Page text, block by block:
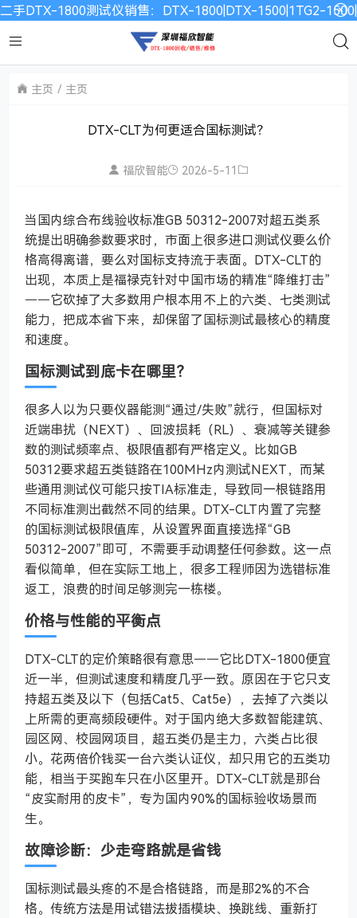
二手DTX-1800测试仪销售：DTX-1800|DTX-1500|1TG2-
主页 主页
DTX-CLT为何更适合国标测试？
福欣智能 2026-5-11
当国内综合布线验收标准GB 50312-2007对超五类系
统提出明确参数要求时，市面上很多进口测试仪要么价
格高得离谱，要么对国标支持流于表面。DTX-CLT的
出现，本质上是福禄克针对中国市场的精准“降维打击”
——它砍掉了大多数用户根本用不上的六类、七类测试
能力，把成本省下来，却保留了国标测试最核心的精度
和速度。
国标测试到底卡在哪里？
很多人以为只要仪器能测“通过/失败”就行，但国标对
近端串扰（NEXT）、回波损耗（RL）、衰减等关键参
数的测试频率点、极限值都有严格定义。比如GB
50312要求超五类链路在100MHz内测试NEXT，而某
些通用测试仪可能只按TIA标准走，导致同一根链路用
不同标准测出截然不同的结果。DTX-CLT内置了完整
的国标测试极限值库，从设置界面直接选择“GB
50312-2007”即可，不需要手动调整任何参数。这一点
看似简单，但在实际工地上，很多工程师因为选错标准
返工，浪费的时间足够测完一栋楼。
价格与性能的平衡点
DTX-CLT的定价策略很有意思——它比DTX-1800便宜
近一半，但测试速度和精度几乎一致。原因在于它只支
持超五类及以下（包括Cat5、Cat5e），去掉了六类以
上所需的更高频段硬件。对于国内绝大多数智能建筑、
园区网、校园网项目，超五类仍是主力，六类占比很
小。花两倍价钱买一台六类认证仪，却只用它的五类功
能，相当于买跑车只在小区里开。DTX-CLT就是那台
“皮实耐用的皮卡”，专为国内90%的国标验收场景而
生。
故障诊断：少走弯路就是省钱
国标测试最头疼的不是合格链路，而是那2%的不合
格。传统方法是用试错法拔插模块、换跳线、重新打